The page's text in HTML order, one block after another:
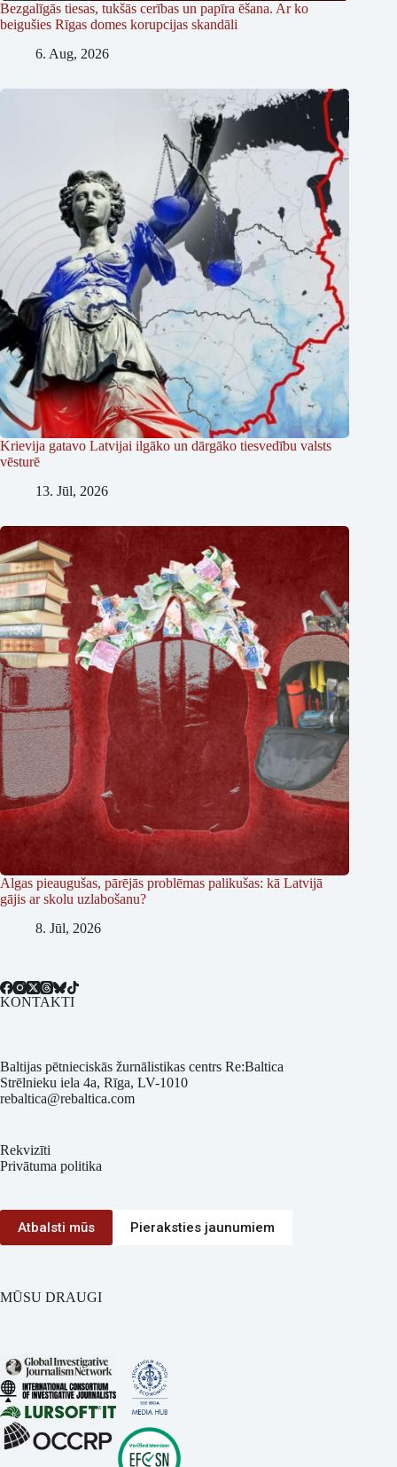
Bezgalīgās tiesas, tukšās cerības un papīra ēšana. Ar ko
beigušies Rīgas domes korupcijas skandāli
6. Aug, 2026
Krievija gatavo Latvijai ilgāko un dārgāko tiesvedību valsts
vēsturē
13. Jūl, 2026
Algas pieaugušas, pārējās problēmas palikušas: kā Latvijā
gājis ar skolu uzlabošanu?
8. Jūl, 2026
KONTAKTI
Baltijas pētnieciskās žurnālistikas centrs Re:Baltica
Strēlnieku iela 4a, Rīga, LV-1010
rebaltica@rebaltica.com
Rekvizīti
Privātuma politika
Atbalsti mūs Pieraksties jaunumiem
MŪSU DRAUGI